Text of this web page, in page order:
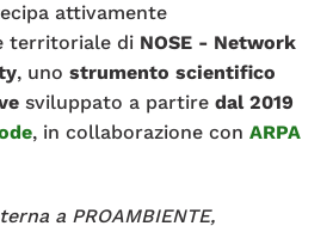
attivamente
territoriale di NOSE - Network
, uno strumento scientifico
sviluppato a partire dal 2019
, in collaborazione con ARPA
a PROAMBIENTE,